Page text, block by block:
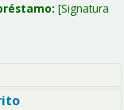
Signatura